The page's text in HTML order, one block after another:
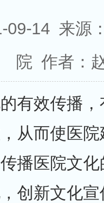
09-14 来源
院 作者：
有效传播
从而使医
播医院文
创新文化